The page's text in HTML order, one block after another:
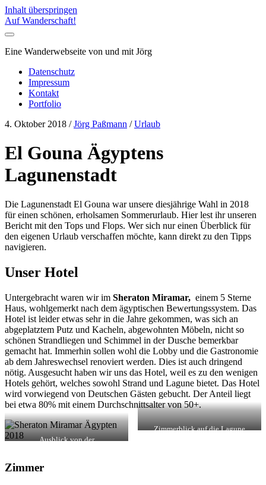
Inhalt überspringen
Auf Wanderschaft!
Eine Wanderwebseite von und mit Jörg
Datenschutz
Impressum
Kontakt
Portfolio
4. Oktober 2018 /Jörg Paßmann /Urlaub
El Gouna Ägyptens
Lagunenstadt
Die Lagunenstadt El Gouna war unsere diesjährige Wahl in 2018
für einen schönen, erholsamen Sommerurlaub. Hier lest ihr unseren
Bericht mit den Tops und Flops. Wer sich nur einen Überblick für
den eigenen Urlaub verschaffen möchte, kann direkt zu den Tipps
navigieren.
Unser Hotel
Untergebracht waren wir im Sheraton Miramar, einem 5 Sterne
Haus, wohlgemerkt nach dem ägyptischen Bewertungssystem. Das
Hotel ist leider etwas sehr in die Jahre gekommen, was sich an
abgeplatztem Putz und Kacheln, abgewohnten Möbeln, nicht so
schönen Strandliegen und Schimmel in der Dusche bemerkbar
gemacht hat. Immerhin sollen wohl die Lobby und die Gastronomie
ab dem Jahreswechsel renoviert werden. Dies ist auch dringend
nötig. Ausgesucht haben wir uns das Hotel, weil es zu den wenigen
Hotels gehört, welches sowohl Strand und Lagune bietet. Das Hotel
wird vorwiegend von Deutschen Gästen gebucht. Der Anteil liegt
bei etwa 80% mit einem Durchschnittsalter von 50+.
Ausblick von der
Zimmerblick auf die Lagune
Zimmer